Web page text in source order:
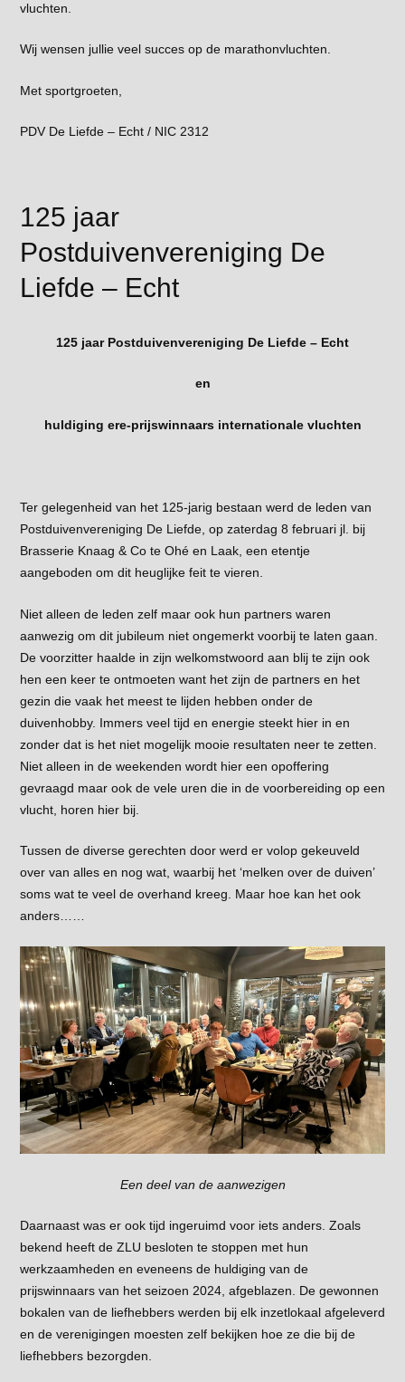
vluchten.
Wij wensen jullie veel succes op de marathonvluchten.
Met sportgroeten,
PDV De Liefde – Echt / NIC 2312
125 jaar
Postduivenvereniging De
Liefde – Echt
125 jaar Postduivenvereniging De Liefde – Echt
en
huldiging ere-prijswinnaars internationale vluchten
Ter gelegenheid van het 125-jarig bestaan werd de leden van
Postduivenvereniging De Liefde, op zaterdag 8 februari jl. bij
Brasserie Knaag & Co te Ohé en Laak, een etentje
aangeboden om dit heuglijke feit te vieren.
Niet alleen de leden zelf maar ook hun partners waren
aanwezig om dit jubileum niet ongemerkt voorbij te laten gaan.
De voorzitter haalde in zijn welkomstwoord aan blij te zijn ook
hen een keer te ontmoeten want het zijn de partners en het
gezin die vaak het meest te lijden hebben onder de
duivenhobby. Immers veel tijd en energie steekt hier in en
zonder dat is het niet mogelijk mooie resultaten neer te zetten.
Niet alleen in de weekenden wordt hier een opoffering
gevraagd maar ook de vele uren die in de voorbereiding op een
vlucht, horen hier bij.
Tussen de diverse gerechten door werd er volop gekeuveld
over van alles en nog wat, waarbij het ‘melken over de duiven’
soms wat te veel de overhand kreeg. Maar hoe kan het ook
anders……
Een deel van de aanwezigen
Daarnaast was er ook tijd ingeruimd voor iets anders. Zoals
bekend heeft de ZLU besloten te stoppen met hun
werkzaamheden en eveneens de huldiging van de
prijswinnaars van het seizoen 2024, afgeblazen. De gewonnen
bokalen van de liefhebbers werden bij elk inzetlokaal afgeleverd
en de verenigingen moesten zelf bekijken hoe ze die bij de
liefhebbers bezorgden.